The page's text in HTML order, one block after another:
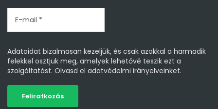
Adataidat bizalmasan kezeljük, és csak azokkal a harmadik
felekkel osztjuk meg, amelyek lehetővé teszik ezt a
szolgáltatást. Olvasd el adatvédelmi irányelveinket.